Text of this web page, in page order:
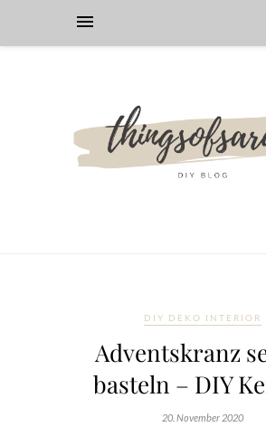
DIY DEKO INTERIOR
Adventskranz
basteln – DIY
20. November 2020